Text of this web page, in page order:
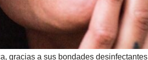
gracias a sus bondades